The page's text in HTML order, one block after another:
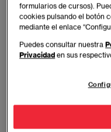
Presencial
Formato Full Time
formularios de cursos).
cookies pulsando el botón
mediante el enlace
Puedes consultar nuestra
Privacidad en sus